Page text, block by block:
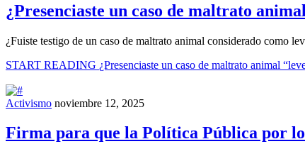
¿Presenciaste un caso de maltrato
¿Fuiste testigo de un caso de maltrato animal considerado como
START READING ¿Presenciaste un caso de maltrato animal
Activismo noviembre 12, 2025
Firma para que la Política Pública por